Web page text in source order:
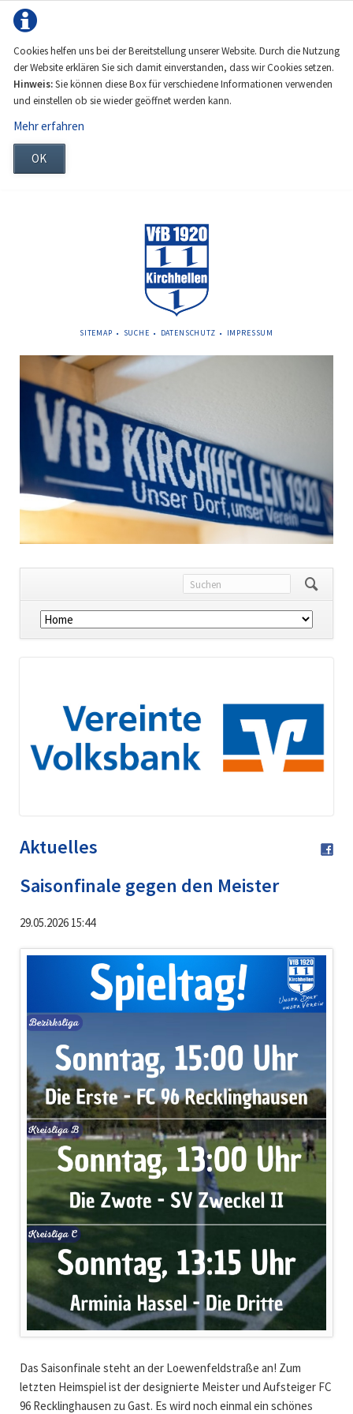
Cookies helfen uns bei der Bereitstellung unserer Website. Durch die Nutzung
der Website erklären Sie sich damit einverstanden, dass wir Cookies setzen.
Hinweis:Sie können diese Box für verschiedene Informationen verwenden
und einstellen ob sie wieder geöffnet werden kann.
Mehr erfahren
OK
NAVIGATION
SITEMAP SUCHE DATENSCHUTZ IMPRESSUM
Navigation
überspringen
Aktuelles
Saisonfinale gegen den Meister
29.05.2026 15:44
Das Saisonfinale steht an der Loewenfeldstraße an! Zum
letzten Heimspiel ist der designierte Meister und Aufsteiger FC
96 Recklinghausen zu Gast. Es wird noch einmal ein schönes